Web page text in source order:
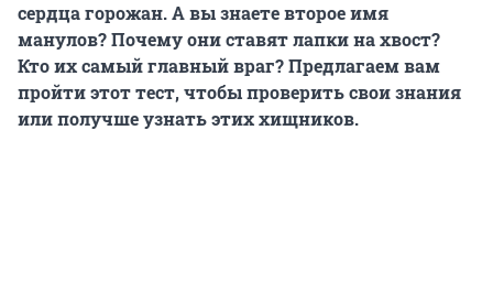
сердца горожан. А вы знаете второе имя
манулов? Почему они ставят лапки на хвост?
Кто их самый главный враг? Предлагаем вам
пройти этот тест, чтобы проверить свои знания
или получше узнать этих хищников.